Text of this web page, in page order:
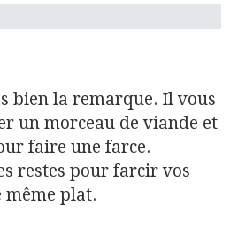
bien la remarque. Il vous
un morceau de viande et
faire une farce.
restes pour farcir vos
même plat.